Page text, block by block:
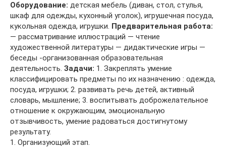
Оборудование: детская мебель (диван, стол, стулья,
шкаф для одежды, кухонный уголок), игрушечная посуда,
кукольная одежда, игрушки. Предварительная работа:
— рассматривание иллюстраций — чтение
художественной литературы — дидактические игры —
беседы -организованная образовательная
деятельность. Задачи: 1. Закреплять умение
классифицировать предметы по их назначению : одежда,
посуда, игрушки; 2. развивать речь детей, активный
словарь, мышление; 3. воспитывать доброжелательное
отношение к окружающим, эмоциональную
отзывчивость, умение радоваться достигнутому
результату.
1. Организующий этап.